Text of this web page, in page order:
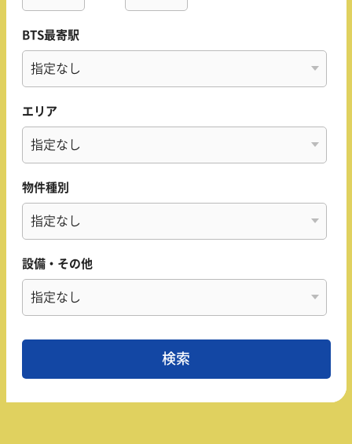
BTS最寄駅
エリア
物件種別
設備・その他